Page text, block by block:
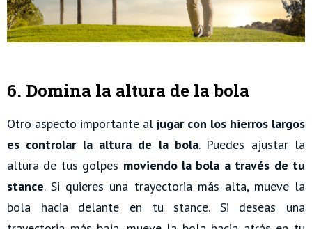
6. Domina la altura de la bola
Otro aspecto importante al jugar con los hierros largos
es controlar la altura de la bola. Puedes ajustar la
altura de tus golpes moviendo la bola a través de tu
stance. Si quieres una trayectoria más alta, mueve la
bola hacia delante en tu stance. Si deseas una